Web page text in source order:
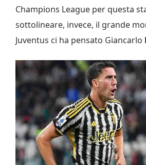
Champions League per questa
sottolineare, invece, il grande
Juventus ci ha pensato Giancarlo